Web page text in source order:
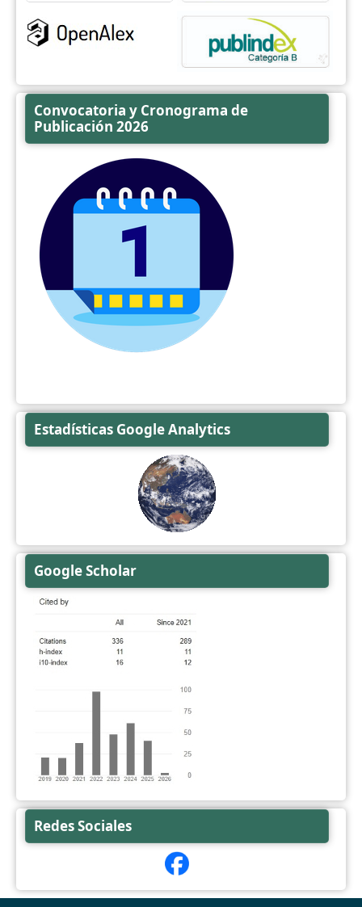
Convocatoria y Cronograma de
Publicación 2026
Estadísticas Google Analytics
Google Scholar
Redes Sociales